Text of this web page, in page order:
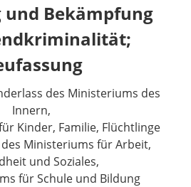
Bekämpfung
des Ministeriums des
Innern,
Kinder, Familie, Flüchtlinge
Ministeriums für Arbeit,
und Soziales,
für Schule und Bildung